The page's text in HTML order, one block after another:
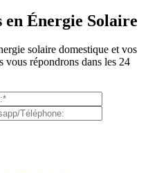
en Énergie Solaire
solaire domestique et vos
vous répondrons dans les 24